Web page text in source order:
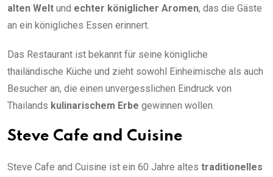
alten Welt und echter königlicher Aromen, das die Gäste
an ein königliches Essen erinnert.
Das Restaurant ist bekannt für seine königliche
thailändische Küche und zieht sowohl Einheimische als auch
Besucher an, die einen unvergesslichen Eindruck von
Thailands kulinarischem Erbe gewinnen wollen.
Steve Cafe and Cuisine
Steve Cafe and Cuisine ist ein 60 Jahre altes traditionelles